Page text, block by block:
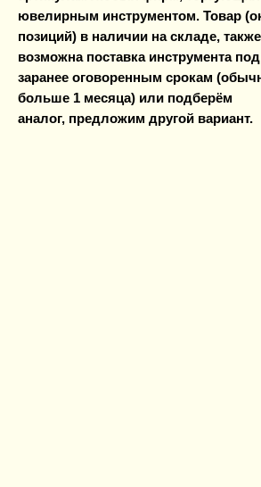
ювелирным инструментом. Товар
позиций) в наличии на складе, также
возможна поставка инструмента под
заранее оговоренным срокам
больше 1 месяца) или подберём
аналог, предложим другой вариант.